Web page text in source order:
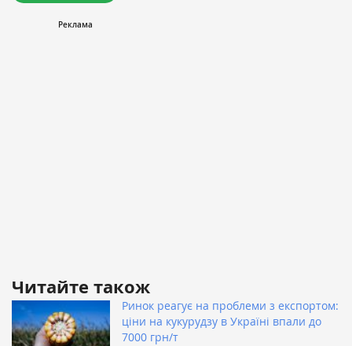
Читайте також
Ринок реагує на проблеми з експортом:
ціни на кукурудзу в Україні впали до
7000 грн/т